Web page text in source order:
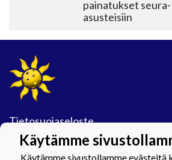
painatukset seura-
asusteisiin
Tietosuojaseloste
#Maijamäkimagic
Käytämme
Käytämme sivustollamme